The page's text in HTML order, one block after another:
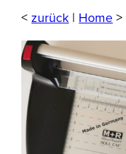
< zurück | Home>